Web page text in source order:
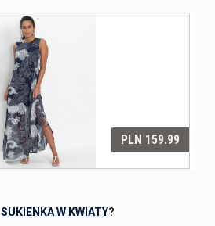
SUKIENKA W KWIATY?